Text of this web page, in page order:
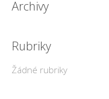
Archivy
Rubriky
Žádné rubriky